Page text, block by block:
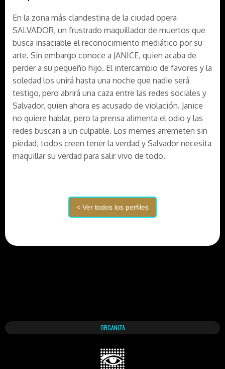
En la zona más clandestina de la ciudad opera
SALVADOR, un frustrado maquillador de muertos que
busca insaciable el reconocimiento mediático por su
arte. Sin embargo conoce a JANICE, quien acaba de
perder a su pequeño hijo. El intercambio de favores y la
soledad los unirá hasta una noche que nadie será
testigo, pero abrirá una caza entre las redes sociales y
Salvador, quien ahora es acusado de violación. Janice
no quiere hablar, pero la prensa alimenta el odio y las
redes buscan a un culpable. Los memes arremeten sin
piedad, todos creen tener la verdad y Salvador necesita
maquillar su verdad para salir vivo de todo.
ORGANIZA